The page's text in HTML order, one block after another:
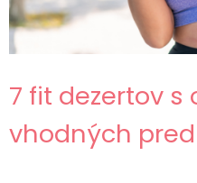
7 fit dezertov s
vhodných